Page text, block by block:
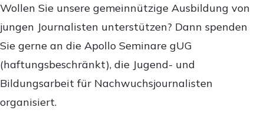
Wollen Sie unsere gemeinnützige Ausbildung von
jungen Journalisten unterstützen? Dann spenden
Sie gerne an die Apollo Seminare gUG
(haftungsbeschränkt), die Jugend- und
Bildungsarbeit für Nachwuchsjournalisten
organisiert.